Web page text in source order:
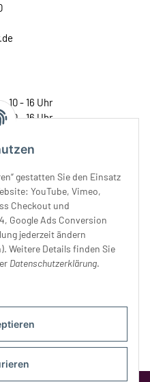
gestatten Sie den Einsatz
YouTube, Vimeo,
Checkout und
Google Ads Conversion
jederzeit ändern
Weitere Details finden Sie
Datenschutzerklärung.
10 - 16 Uhr
10 - 16 Uhr
10 - 18 Uhr
10 - 14 Uhr